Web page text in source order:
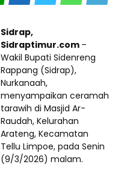
Sidrap,
Sidraptimur.com –
Wakil Bupati Sidenreng
Rappang (Sidrap),
Nurkanaah,
menyampaikan ceramah
tarawih di Masjid Ar-
Raudah, Kelurahan
Arateng, Kecamatan
Tellu Limpoe, pada Senin
(9/3/2026) malam.